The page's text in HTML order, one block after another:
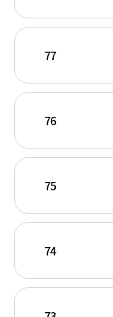
77
76
75
74